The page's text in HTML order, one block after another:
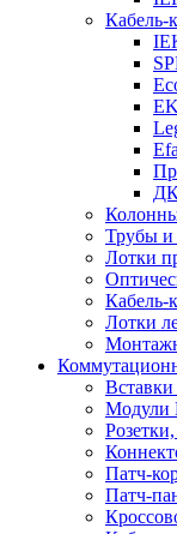
Кабель-
Трубы и
Лотки
Кабель-
Лотки
Модули
Патч-
Патч-